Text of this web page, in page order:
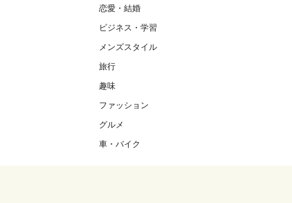
恋愛・結婚
ビジネス・学習
メンズスタイル
旅行
趣味
ファッション
グルメ
車・バイク